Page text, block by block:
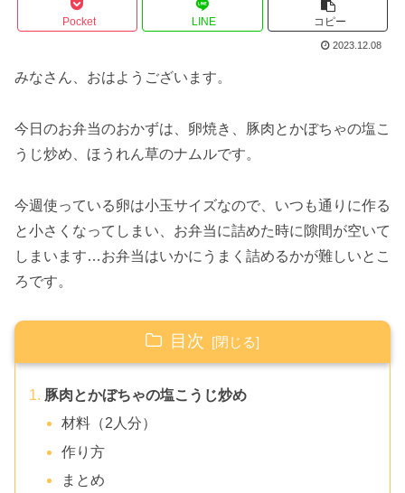
Pocket LINE コピー
2023.12.08
みなさん、おはようございます。
今日のお弁当のおかずは、卵焼き、豚肉とかぼちゃの塩こ
うじ炒め、ほうれん草のナムルです。
今週使っている卵は小玉サイズなので、いつも通りに作る
と小さくなってしまい、お弁当に詰めた時に隙間が空いて
しまいます…お弁当はいかにうまく詰めるかが難しいとこ
ろです。
目次
豚肉とかぼちゃの塩こうじ炒め
材料（2人分）
作り方
まとめ